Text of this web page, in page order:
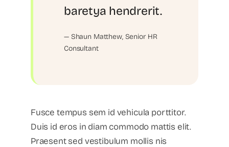
baretya hendrerit.
— Shaun Matthew, Senior HR
Consultant
Fusce tempus sem id vehicula porttitor.
Duis id eros in diam commodo mattis elit.
Praesent sed vestibulum mollis nis